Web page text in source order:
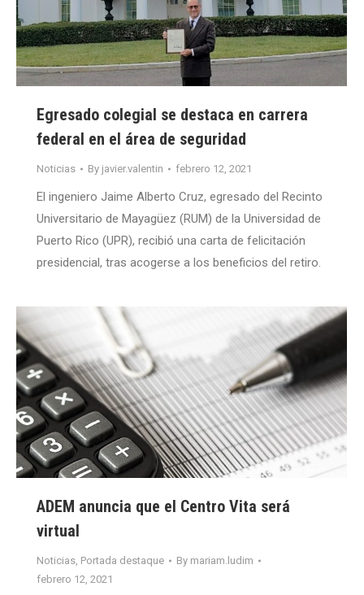
Egresado colegial se destaca en carrera
federal en el área de seguridad
Noticias By javier.valentin febrero 12, 2021
El ingeniero Jaime Alberto Cruz, egresado del Recinto
Universitario de Mayagüez (RUM) de la Universidad de
Puerto Rico (UPR), recibió una carta de felicitación
presidencial, tras acogerse a los beneficios del retiro.
ADEM anuncia que el Centro Vita será
virtual
Noticias, Portada destaque By mariam.ludim
febrero 12, 2021